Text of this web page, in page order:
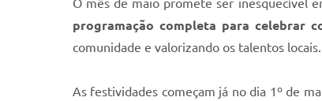
O mês de maio promete ser inesquecível
programação completa para celebrar
comunidade e valorizando os talentos locais.
As festividades começam já no dia 1º de